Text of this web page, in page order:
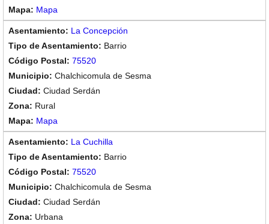
Mapa
La Concepción
Barrio
75520
Chalchicomula de Sesma
Ciudad Serdán
Rural
Mapa
La Cuchilla
Barrio
75520
Chalchicomula de Sesma
Ciudad Serdán
Urbana